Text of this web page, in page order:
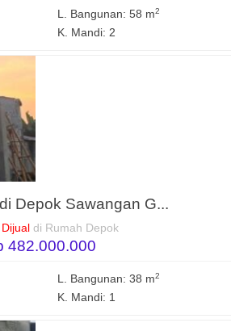
L. Bangunan: 58 m2
K. Mandi: 2
Depok Sawangan G...
di Rumah Depok
482.000.000
L. Bangunan: 38 m2
K. Mandi: 1